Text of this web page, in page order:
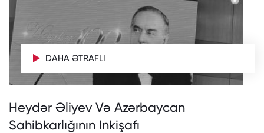
DAHA ƏTRAFLI
Heydər Əliyev Və Azərbaycan
Sahibkarlığının Inkişafı